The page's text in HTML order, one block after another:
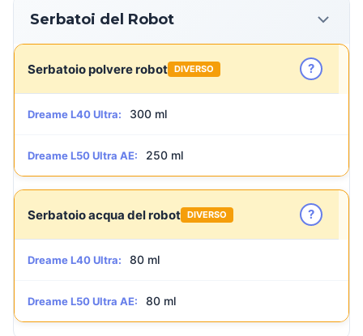
Serbatoi del Robot
Serbatoio polvere robot DIVERSO ?
Dreame L40 Ultra: 300 ml
Dreame L50 Ultra AE: 250 ml
Serbatoio acqua del robot DIVERSO ?
Dreame L40 Ultra: 80 ml
Dreame L50 Ultra AE: 80 ml